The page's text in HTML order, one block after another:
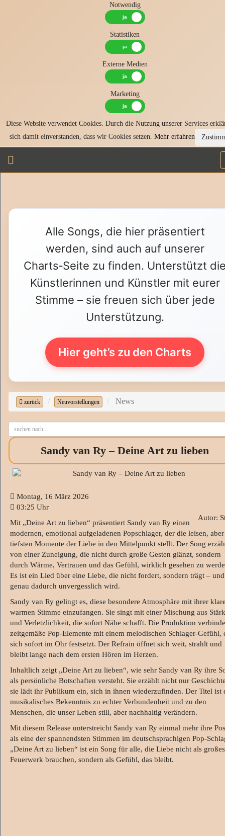
Notwendig
Statistiken
Externe Medien
Marketing
Diese Website verwendet Cookies. Durch die Nutzung unserer Services
sich damit einverstanden, dass wir Cookies setzen. Mehr erfahren
Alle Songs, die hier präsentiert
werden, sind auch auf unserer
Charts‑Seite zu finden. Unterstützt
Künstlerinnen und Künstler mit eurer
Stimme – sie freuen sich über jede
Unterstützung.
Hier geht’s zu den Charts
zurück Neuvorstellungen News
Sandy van Ry – Deine Art zu lieben
Montag, 16 März 2026
03:25 Uhr
Autor:
Mit „Deine Art zu lieben“ präsentiert Sandy van Ry einen
modernen, emotional aufgeladenen Popschlager, der die leisen, aber
tiefsten Momente der Liebe in den Mittelpunkt stellt. Der Song
von einer Zuneigung, die nicht durch große Gesten glänzt, sondern
durch Wärme, Vertrauen und das Gefühl, wirklich gesehen zu
Es ist ein Lied über eine Liebe, die nicht fordert, sondern trägt – und
genau dadurch unvergesslich wird.
Sandy van Ry gelingt es, diese besondere Atmosphäre mit ihrer
warmen Stimme einzufangen. Sie singt mit einer Mischung aus
und Verletzlichkeit, die sofort Nähe schafft. Die Produktion
zeitgemäße Pop‑Elemente mit einem melodischen Schlager‑Gefühl,
sich sofort im Ohr festsetzt. Der Refrain öffnet sich weit, strahlt und
bleibt lange nach dem ersten Hören im Herzen.
Inhaltlich zeigt „Deine Art zu lieben“, wie sehr Sandy van Ry ihre
als persönliche Botschaften versteht. Sie erzählt nicht nur
sie lädt ihr Publikum ein, sich in ihnen wiederzufinden. Der Titel ist
musikalisches Bekenntnis zu echter Verbundenheit und zu den
Menschen, die unser Leben still, aber nachhaltig verändern.
Mit diesem Release unterstreicht Sandy van Ry einmal mehr ihre
als eine der spannendsten Stimmen im deutschsprachigen
„Deine Art zu lieben“ ist ein Song für alle, die Liebe nicht als großes
Feuerwerk brauchen, sondern als Gefühl, das bleibt.